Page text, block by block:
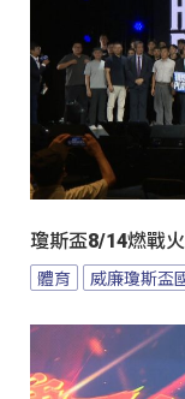
瓊斯盃8/14燃戰
體育 威廉瓊斯盃